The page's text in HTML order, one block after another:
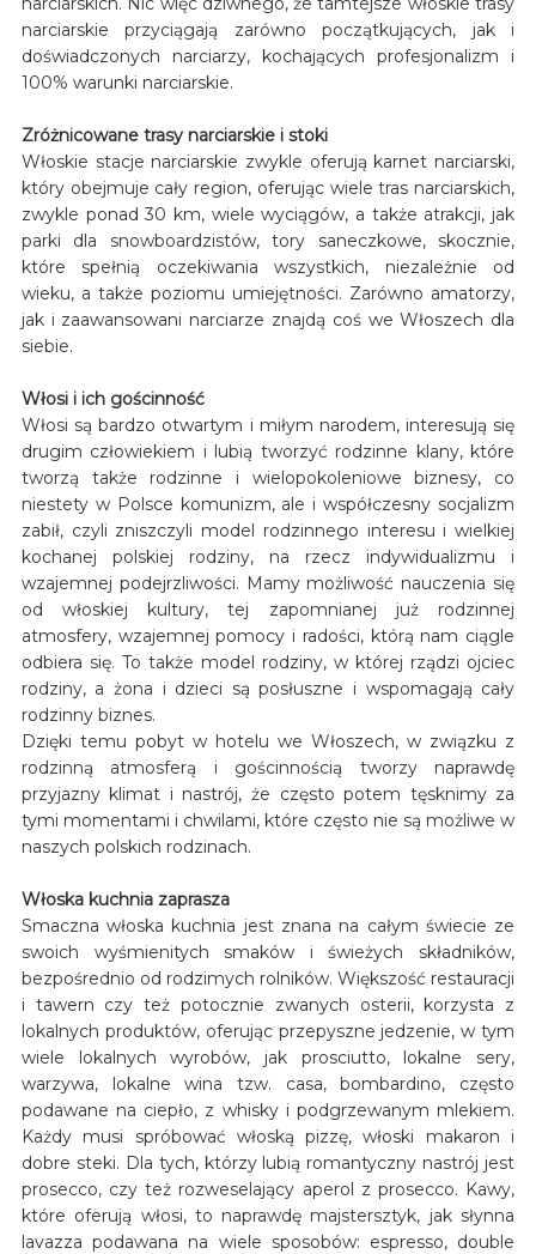
narciarskie przyciągają zarówno początkujących, jak i
doświadczonych narciarzy, kochających profesjonalizm i
100% warunki narciarskie.
Zróżnicowane trasy narciarskie i stoki
Włoskie stacje narciarskie zwykle oferują karnet narciarski,
który obejmuje cały region, oferując wiele tras narciarskich,
zwykle ponad 30 km, wiele wyciągów, a także atrakcji, jak
parki dla snowboardzistów, tory saneczkowe, skocznie,
które spełnią oczekiwania wszystkich, niezależnie od
wieku, a także poziomu umiejętności. Zarówno amatorzy,
jak i zaawansowani narciarze znajdą coś we Włoszech dla
siebie.
Włosi i ich gościnność
Włosi są bardzo otwartym i miłym narodem, interesują się
drugim człowiekiem i lubią tworzyć rodzinne klany, które
tworzą także rodzinne i wielopokoleniowe biznesy, co
niestety w Polsce komunizm, ale i współczesny socjalizm
zabił, czyli zniszczyli model rodzinnego interesu i wielkiej
kochanej polskiej rodziny, na rzecz indywidualizmu i
wzajemnej podejrzliwości. Mamy możliwość nauczenia się
od włoskiej kultury, tej zapomnianej już rodzinnej
atmosfery, wzajemnej pomocy i radości, którą nam ciągle
odbiera się. To także model rodziny, w której rządzi ojciec
rodziny, a żona i dzieci są posłuszne i wspomagają cały
rodzinny biznes.
Dzięki temu pobyt w hotelu we Włoszech, w związku z
rodzinną atmosferą i gościnnością tworzy naprawdę
przyjazny klimat i nastrój, że często potem tęsknimy za
tymi momentami i chwilami, które często nie są możliwe w
naszych polskich rodzinach.
Włoska kuchnia zaprasza
Smaczna włoska kuchnia jest znana na całym świecie ze
swoich wyśmienitych smaków i świeżych składników,
bezpośrednio od rodzimych rolników. Większość restauracji
i tawern czy też potocznie zwanych osterii, korzysta z
lokalnych produktów, oferując przepyszne jedzenie, w tym
wiele lokalnych wyrobów, jak prosciutto, lokalne sery,
warzywa, lokalne wina tzw. casa, bombardino, często
podawane na ciepło, z whisky i podgrzewanym mlekiem.
Każdy musi spróbować włoską pizzę, włoski makaron i
dobre steki. Dla tych, którzy lubią romantyczny nastrój jest
prosecco, czy też rozweselający aperol z prosecco. Kawy,
które oferują włosi, to naprawdę majstersztyk, jak słynna
lavazza podawana na wiele sposobów: espresso, double